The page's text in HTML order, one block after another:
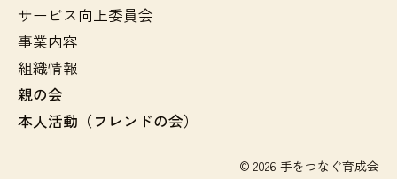
サービス向上委員会
事業内容
組織情報
親の会
本人活動（フレンドの会）
© 2026 手をつなぐ育成会